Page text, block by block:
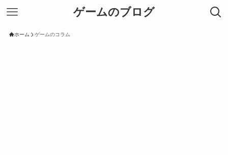
ゲームのブログ
ホーム ゲームのコラム